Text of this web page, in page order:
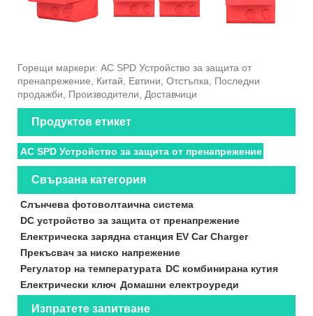
Горещи маркери: AC SPD Устройство за защита от
пренапрежение, Китай, Евтини, Отстъпка, Последни
продажби, Производители, Доставчици
Продуктов етикет
AC SPD Устройство за защита от пренапрежение
Свързана категория
Слънчева фотоволтаична система
DC устройство за защита от пренапрежение
Електрическа зарядна станция EV Car Charger
Прекъсвач за ниско напрежение
Регулатор на температурата DC комбинирана кутия
Електрически ключ Домашни електроуреди
Изпратете запитване